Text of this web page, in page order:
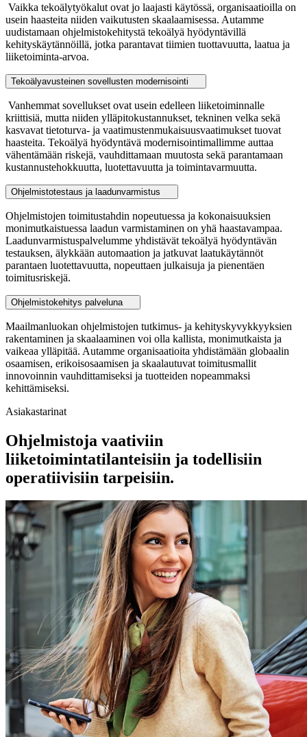
Vaikka tekoälytyökalut ovat jo laajasti käytössä, organisaatioilla on
usein haasteita niiden vaikutusten skaalaamisessa. Autamme
uudistamaan ohjelmistokehitystä tekoälyä hyödyntävillä
kehityskäytännöillä, jotka parantavat tiimien tuottavuutta, laatua ja
liiketoiminta-arvoa.
Tekoälyavusteinen sovellusten modernisointi
Vanhemmat sovellukset ovat usein edelleen liiketoiminnalle
kriittisiä, mutta niiden ylläpitokustannukset, tekninen velka sekä
kasvavat tietoturva- ja vaatimustenmukaisuusvaatimukset tuovat
haasteita. Tekoälyä hyödyntävä modernisointimallimme auttaa
vähentämään riskejä, vauhdittamaan muutosta sekä parantamaan
kustannustehokkuutta, luotettavuutta ja toimintavarmuutta.
Ohjelmistotestaus ja laadunvarmistus
Ohjelmistojen toimitustahdin nopeutuessa ja kokonaisuuksien
monimutkaistuessa laadun varmistaminen on yhä haastavampaa.
Laadunvarmistuspalvelumme yhdistävät tekoälyä hyödyntävän
testauksen, älykkään automaation ja jatkuvat laatukäytännöt
parantaen luotettavuutta, nopeuttaen julkaisuja ja pienentäen
toimitusriskejä.
Ohjelmistokehitys palveluna
Maailmanluokan ohjelmistojen tutkimus- ja kehityskyvykkyyksien
rakentaminen ja skaalaaminen voi olla kallista, monimutkaista ja
vaikeaa ylläpitää. Autamme organisaatioita yhdistämään globaalin
osaamisen, erikoisosaamisen ja skaalautuvat toimitusmallit
innovoinnin vauhdittamiseksi ja tuotteiden nopeammaksi
kehittämiseksi.
Asiakastarinat
Ohjelmistoja vaativiin
liiketoimintatilanteisiin ja todellisiin
operatiivisiin tarpeisiin.